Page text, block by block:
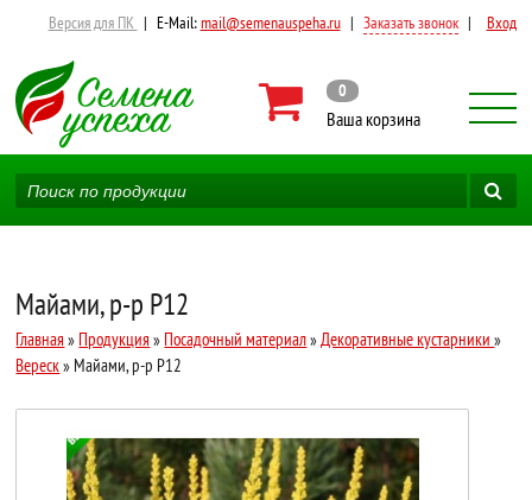
Версия для ПК | E-Mail:mail@semenauspeha.ru | Заказать звонок | Вход
0
Ваша корзина
Майами, р-р P12
Главная » Продукция » Посадочный материал» Декоративные кустарники»
Вереск» Майами, р-р P12